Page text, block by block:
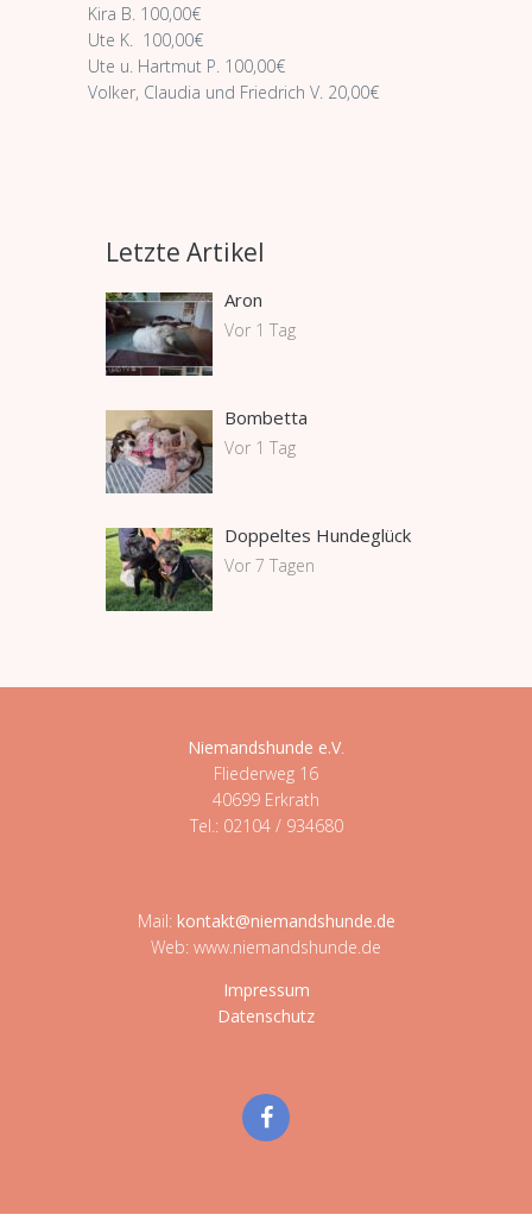
Kira B. 100,00€
Ute K. 100,00€
Ute u. Hartmut P. 100,00€
Volker, Claudia und Friedrich V. 20,00€
Letzte Artikel
Aron
Vor 1 Tag
Bombetta
Vor 1 Tag
Doppeltes Hundeglück
Vor 7 Tagen
Niemandshunde e.V
Fliederweg 16
40699 Erkrath
Tel.: 02104 / 934680
Mail: kontakt@niemandshunde.de
Web: www.niemandshunde.de
Impressum
Datenschutz